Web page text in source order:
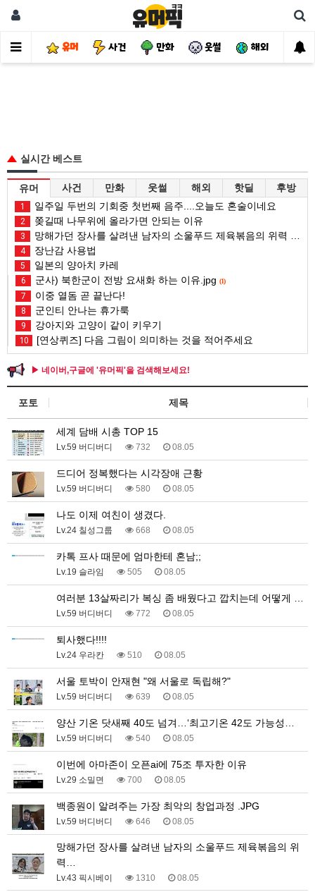
유머 사건 만화 웃썰 해외 핫
실시간 베스트
유머 사건 만화 웃썰 해외 핫딜 후방
1 일주일 두번의 기회중 첫번째 음주....오늘도 혼술이네요
2 쫒길때 나무위에 올라가면 안되는 이유
3 망해가던 장사를 살려낸 남자의 소울푸드 제육볶음의 위력 ㅋㅋ
4 장난감 사용법
5 일본의 양아치 카레
6 군사) 북한군이 전방 요새화 하는 이유.jpg (1)
7 이중 열돔 곧 끝난다!
8 군인티 안나는 휴가룩
9 강아지와 고양이 같이 키우기
10 [연상퀴즈] 다음 그림이 의미하는 것을 적어주세요
▶ 네이버,구글에 '유머픽'을 검색해보세요!
포토 제목
세계 담배 시총 TOP 15
Lv.59 버디버디 732 08.05
드디어 정복했다는 시각장애 근황
Lv.59 버디버디 580 08.05
나도 이제 여친이 생겼다.
Lv.24 칠성그룹 668 08.05
카톡 프사 때문에 엄마한테 혼남;;
Lv.19 슬라임 505 08.05
여러분 13살짜리가 복싱 좀 배웠다고 깝치는데 어떻게 …
Lv.59 버디버디 772 08.05
퇴사했다!!!!
Lv.24 우라칸 510 08.05
서울 토박이 안재현 "왜 서울로 독립해?"
Lv.59 버디버디 639 08.05
양산 기온 닷새째 40도 넘겨…‘최고기온 42도 가능성…
Lv.59 버디버디 540 08.05
이번에 아마존이 오픈ai에 75조 투자한 이유
Lv.29 소밀면 700 08.05
백종원이 알려주는 가장 최악의 창업과정 .JPG
Lv.59 버디버디 646 08.05
망해가던 장사를 살려낸 남자의 소울푸드 제육볶음의 위
력…
Lv.43 픽시베이 1310 08.05